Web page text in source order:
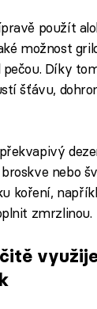
použít
možnost
Díky
šťávu,
broskve nebo
koření,
zmrzlinou.